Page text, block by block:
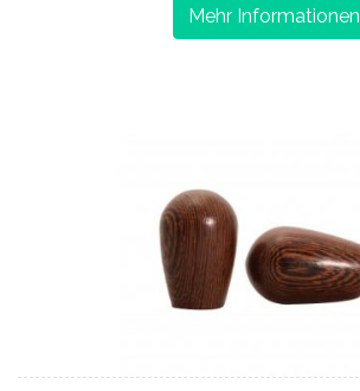
Mehr Informationen